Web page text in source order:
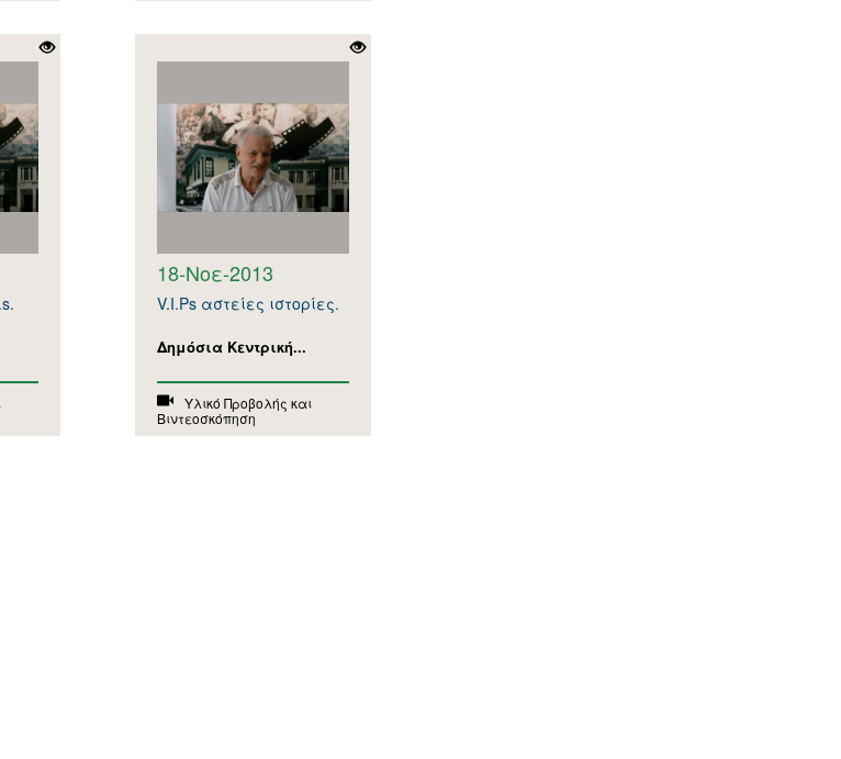
18-Νοε-2013
V.I.Ps αστείες ιστορίες.
Δημόσια Κεντρική...
Υλικό Προβολής και
Βιντεοσκόπηση